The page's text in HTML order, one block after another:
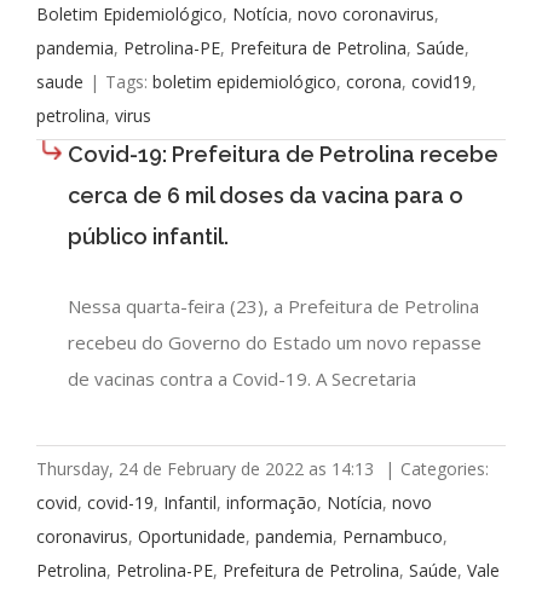
Boletim Epidemiológico, Notícia, novo coronavirus,
pandemia, Petrolina-PE, Prefeitura de Petrolina, Saúde,
saude | Tags: boletim epidemiológico, corona, covid19,
petrolina, virus
Covid-19: Prefeitura de Petrolina recebe
cerca de 6 mil doses da vacina para o
público infantil.
Nessa quarta-feira (23), a Prefeitura de Petrolina
recebeu do Governo do Estado um novo repasse
de vacinas contra a Covid-19. A Secretaria
Thursday, 24 de February de 2022 as 14:13 | Categories:
covid, covid-19, Infantil, informação, Notícia, novo
coronavirus, Oportunidade, pandemia, Pernambuco,
Petrolina, Petrolina-PE, Prefeitura de Petrolina, Saúde, Vale